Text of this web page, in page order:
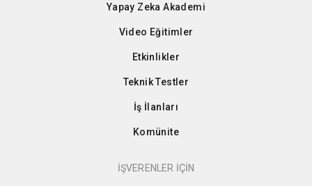
Yapay Zeka Akademi
Video Eğitimler
Etkinlikler
Teknik Testler
İş İlanları
Komünite
İŞVERENLER İÇİN